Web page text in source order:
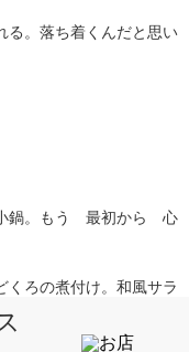
る。落ち着くんだと思い
鍋。もう 最初から 心
くろの煮付け。和風サラ